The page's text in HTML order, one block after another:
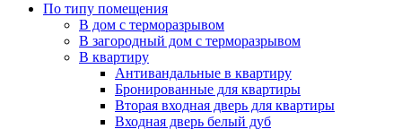
По типу помещения
В дом с терморазрывом
В загородный дом с терморазрывом
В квартиру
Антивандальные в квартиру
Бронированные для квартиры
Вторая входная дверь для квартиры
Входная дверь белый дуб